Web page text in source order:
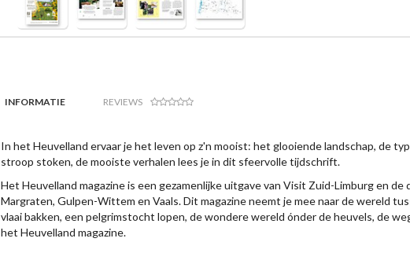
INFORMATIE REVIEWS
In het Heuvelland ervaar je het leven op z'n mooist: het glooiende landschap, de
stroop stoken, de mooiste verhalen lees je in dit sfeervolle tijdschrift.
Het Heuvelland magazine is een gezamenlijke uitgave van Visit Zuid-Limburg en
Margraten, Gulpen-Wittem en Vaals. Dit magazine neemt je mee naar de wereld
vlaai bakken, een pelgrimstocht lopen, de wondere wereld ónder de heuvels, de
het Heuvelland magazine.